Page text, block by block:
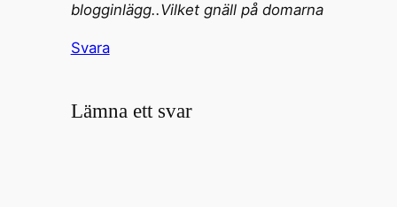
blogginlägg..Vilket gnäll på domarna
Svara
Lämna ett svar